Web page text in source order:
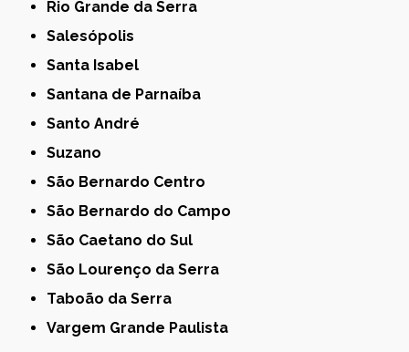
Rio Grande da Serra
Salesópolis
Santa Isabel
Santana de Parnaíba
Santo André
Suzano
São Bernardo Centro
São Bernardo do Campo
São Caetano do Sul
São Lourenço da Serra
Taboão da Serra
Vargem Grande Paulista